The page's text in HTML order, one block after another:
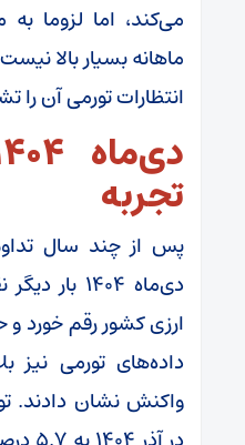
می‌کند، اما لزوما به
ماهانه بسیار بالا
انتظارات تورمی آن را
تجربه
پس از چند سال
دی‌ماه
ارزی کشور رقم خورد
داده‌های تورمی نیز